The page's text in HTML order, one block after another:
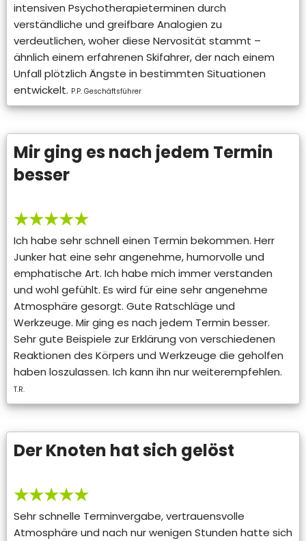
intensiven Psychotherapieterminen durch
verständliche und greifbare Analogien zu
verdeutlichen, woher diese Nervosität stammt –
ähnlich einem erfahrenen Skifahrer, der nach einem
Unfall plötzlich Ängste in bestimmten Situationen
entwickelt. P.P. Geschäftsführer
Mir ging es nach jedem Termin
besser
★★★★★
Ich habe sehr schnell einen Termin bekommen. Herr
Junker hat eine sehr angenehme, humorvolle und
emphatische Art. Ich habe mich immer verstanden
und wohl gefühlt. Es wird für eine sehr angenehme
Atmosphäre gesorgt. Gute Ratschläge und
Werkzeuge. Mir ging es nach jedem Termin besser.
Sehr gute Beispiele zur Erklärung von verschiedenen
Reaktionen des Körpers und Werkzeuge die geholfen
haben loszulassen. Ich kann ihn nur weiterempfehlen.
T.R.
Der Knoten hat sich gelöst
★★★★★
Sehr schnelle Terminvergabe, vertrauensvolle
Atmosphäre und nach nur wenigen Stunden hatte sich